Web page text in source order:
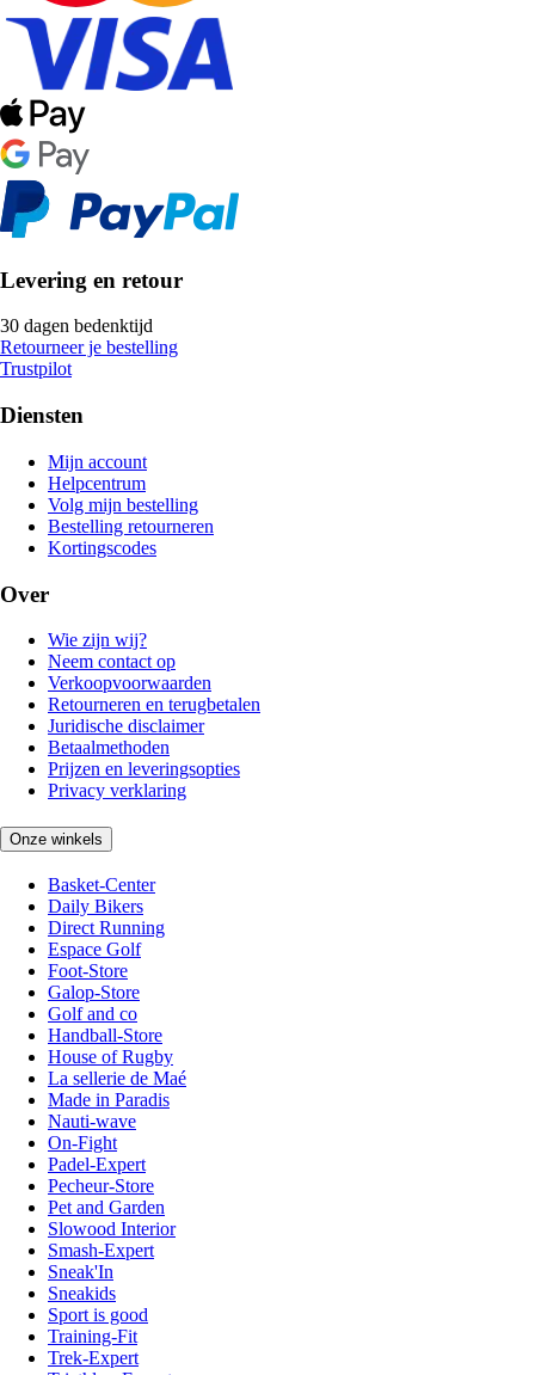
Levering en retour
30 dagen bedenktijd
Retourneer je bestelling
Trustpilot
Diensten
Mijn account
Helpcentrum
Volg mijn bestelling
Bestelling retourneren
Kortingscodes
Over
Wie zijn wij?
Neem contact op
Verkoopvoorwaarden
Retourneren en terugbetalen
Juridische disclaimer
Betaalmethoden
Prijzen en leveringsopties
Privacy verklaring
Onze winkels
Basket-Center
Daily Bikers
Direct Running
Espace Golf
Foot-Store
Galop-Store
Golf and co
Handball-Store
House of Rugby
La sellerie de Maé
Made in Paradis
Nauti-wave
On-Fight
Padel-Expert
Pecheur-Store
Pet and Garden
Slowood Interior
Smash-Expert
Sneak'In
Sneakids
Sport is good
Training-Fit
Trek-Expert